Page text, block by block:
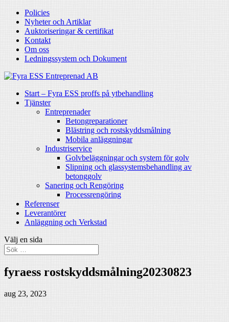
Policies
Nyheter och Artiklar
Auktoriseringar & certifikat
Kontakt
Om oss
Ledningssystem och Dokument
Start – Fyra ESS proffs på ytbehandling
Tjänster
Entreprenader
Betongreparationer
Blästring och rostskyddsmålning
Mobila anläggningar
Industriservice
Golvbeläggningar och system för golv
Slipning och glassystemsbehandling av
betonggolv
Sanering och Rengöring
Processrengöring
Referenser
Leverantörer
Anläggning och Verkstad
Välj en sida
fyraess rostskyddsmålning20230823
aug 23, 2023